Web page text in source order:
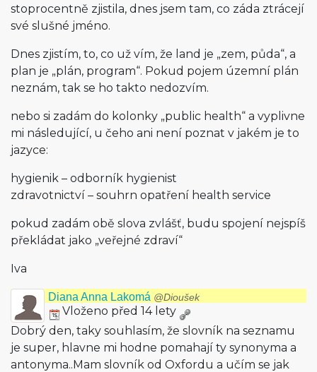
stoprocentně zjistila, dnes jsem tam, co záda ztrácejí
své slušné jméno.
Dnes zjistím, to, co už vím, že land je „zem, půda“, a
plan je „plán, program“. Pokud pojem územní plán
neznám, tak se ho takto nedozvím.
nebo si zadám do kolonky „public health“ a vyplivne
mi následující, u čeho ani není poznat v jakém je to
jazyce:
hygienik – odborník hygienist
zdravotnictví – souhrn opatření health service
pokud zadám obě slova zvlášť, budu spojení nejspíš
překládat jako „veřejné zdraví“
Iva
Diana Anna Lakomá @Dioušek
Vloženo před 14 lety
Dobrý den, taky souhlasím, že slovník na seznamu
je super, hlavne mi hodne pomahají ty synonyma a
antonyma..Mam slovník od Oxfordu a učím se jak